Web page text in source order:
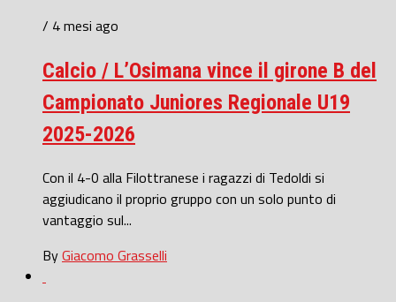
/ 4 mesi ago
Calcio / L’Osimana vince il girone B del
Campionato Juniores Regionale U19
2025-2026
Con il 4-0 alla Filottranese i ragazzi di Tedoldi si
aggiudicano il proprio gruppo con un solo punto di
vantaggio sul...
ByGiacomo Grasselli